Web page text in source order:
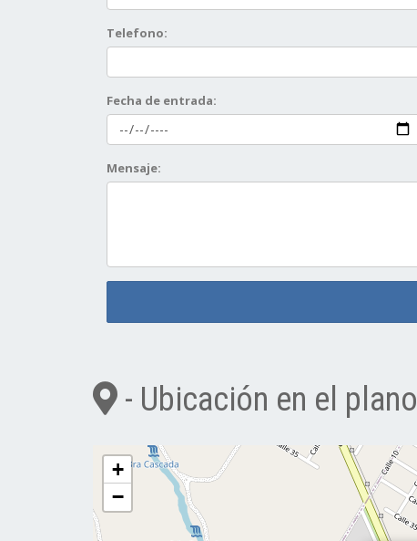
Telefono:
Fecha de entrada:
Mensaje:
- Ubicación en el plano
+
−